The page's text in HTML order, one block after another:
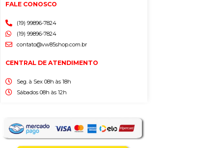
FALE CONOSCO
(19) 99896-7824
(19) 99896-7824
contato@vw85shop.com.br
CENTRAL DE ATENDIMENTO
Seg. à Sex 08h às 18h
Sábados 08h às 12h